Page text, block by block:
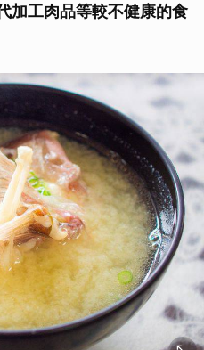
加工肉品等較不健康的食